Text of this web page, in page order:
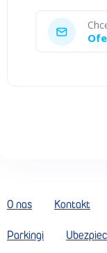
O nas Kontakt
Parkingi